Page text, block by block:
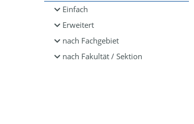
Einfach
Erweitert
nach Fachgebiet
nach Fakultät / Sektion